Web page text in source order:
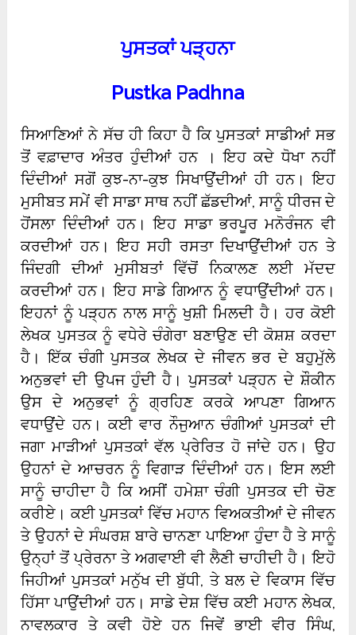
ਪੁਸਤਕਾਂ ਪੜ੍ਹਨਾ
Pustka Padhna
ਸਿਆਣਿਆਂ ਨੇ ਸੱਚ ਹੀ ਕਿਹਾ ਹੈ ਕਿ ਪੁਸਤਕਾਂ ਸਾਡੀਆਂ ਸਭ
ਤੋਂ ਵਫ਼ਾਦਾਰ ਅੰਤਰ ਹੁੰਦੀਆਂ ਹਨ । ਇਹ ਕਦੇ ਧੋਖਾ ਨਹੀਂ
ਦਿੰਦੀਆਂ ਸਗੋਂ ਕੁਝ-ਨਾ-ਕੁਝ ਸਿਖਾਉਂਦੀਆਂ ਹੀ ਹਨ। ਇਹ
ਮੁਸੀਬਤ ਸਮੇਂ ਵੀ ਸਾਡਾ ਸਾਥ ਨਹੀਂ ਛੱਡਦੀਆਂ, ਸਾਨੂੰ ਧੀਰਜ ਦੇ
ਹੋਂਸਲਾ ਦਿੰਦੀਆਂ ਹਨ। ਇਹ ਸਾਡਾ ਭਰਪੂਰ ਮਨੋਰੰਜਨ ਵੀ
ਕਰਦੀਆਂ ਹਨ। ਇਹ ਸਹੀ ਰਸਤਾ ਦਿਖਾਉਂਦੀਆਂ ਹਨ ਤੇ
ਜਿੰਦਗੀ ਦੀਆਂ ਮੁਸੀਬਤਾਂ ਵਿੱਚੋਂ ਨਿਕਾਲਣ ਲਈ ਮੱਦਦ
ਕਰਦੀਆਂ ਹਨ। ਇਹ ਸਾਡੇ ਗਿਆਨ ਨੂੰ ਵਧਾਉਂਦੀਆਂ ਹਨ।
ਇਹਨਾਂ ਨੂੰ ਪੜ੍ਹਨ ਨਾਲ ਸਾਨੂੰ ਖੁਸ਼ੀ ਮਿਲਦੀ ਹੈ। ਹਰ ਕੋਈ
ਲੇਖਕ ਪੁਸਤਕ ਨੂੰ ਵਧੇਰੇ ਚੰਗੇਰਾ ਬਣਾਉਣ ਦੀ ਕੋਸ਼ਸ਼ ਕਰਦਾ
ਹੈ। ਇੱਕ ਚੰਗੀ ਪੁਸਤਕ ਲੇਖਕ ਦੇ ਜੀਵਨ ਭਰ ਦੇ ਬਹੁਮੁੱਲੇ
ਅਨੁਭਵਾਂ ਦੀ ਉਪਜ ਹੁੰਦੀ ਹੈ। ਪੁਸਤਕਾਂ ਪੜ੍ਹਨ ਦੇ ਸ਼ੌਕੀਨ
ਉਸ ਦੇ ਅਨੁਭਵਾਂ ਨੂੰ ਗ੍ਰਹਿਣ ਕਰਕੇ ਆਪਣਾ ਗਿਆਨ
ਵਧਾਉਂਦੇ ਹਨ। ਕਈ ਵਾਰ ਨੌਜੁਆਨ ਚੰਗੀਆਂ ਪੁਸਤਕਾਂ ਦੀ
ਜਗਾ ਮਾੜੀਆਂ ਪੁਸਤਕਾਂ ਵੱਲ ਪ੍ਰੇਰਿਤ ਹੋ ਜਾਂਦੇ ਹਨ। ਉਹ
ਉਹਨਾਂ ਦੇ ਆਚਰਨ ਨੂੰ ਵਿਗਾੜ ਦਿੰਦੀਆਂ ਹਨ। ਇਸ ਲਈ
ਸਾਨੂੰ ਚਾਹੀਦਾ ਹੈ ਕਿ ਅਸੀਂ ਹਮੇਸ਼ਾ ਚੰਗੀ ਪੁਸਤਕ ਦੀ ਚੋਣ
ਕਰੀਏ। ਕਈ ਪੁਸਤਕਾਂ ਵਿੱਚ ਮਹਾਨ ਵਿਅਕਤੀਆਂ ਦੇ ਜੀਵਨ
ਤੇ ਉਹਨਾਂ ਦੇ ਸੰਘਰਸ਼ ਬਾਰੇ ਚਾਨਣਾ ਪਾਇਆ ਹੁੰਦਾ ਹੈ ਤੇ ਸਾਨੂੰ
ਉਨ੍ਹਾਂ ਤੋਂ ਪ੍ਰੇਰਨਾ ਤੇ ਅਗਵਾਈ ਵੀ ਲੈਣੀ ਚਾਹੀਦੀ ਹੈ। ਇਹੋ
ਜਿਹੀਆਂ ਪੁਸਤਕਾਂ ਮਨੁੱਖ ਦੀ ਬੁੱਧੀ, ਤੇ ਬਲ ਦੇ ਵਿਕਾਸ ਵਿੱਚ
ਹਿੱਸਾ ਪਾਉਂਦੀਆਂ ਹਨ। ਸਾਡੇ ਦੇਸ਼ ਵਿੱਚ ਕਈ ਮਹਾਨ ਲੇਖਕ,
ਨਾਵਲਕਾਰ ਤੇ ਕਵੀ ਹੋਏ ਹਨ ਜਿਵੇਂ ਭਾਈ ਵੀਰ ਸਿੰਘ,